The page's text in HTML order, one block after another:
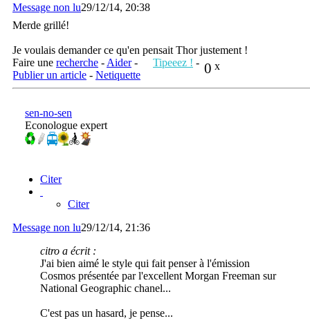
Message non lu29/12/14, 20:38
Merde grillé!
Je voulais demander ce qu'en pensait Thor justement !
0 x
Faire une recherche - Aider- Tipeeez ! -
Publier un article - Netiquette
sen-no-sen
Econologue expert
Citer
Citer
Message non lu29/12/14, 21:36
citro a écrit :
J'ai bien aimé le style qui fait penser à l'émission
Cosmos présentée par l'excellent Morgan Freeman sur
National Geographic chanel...
C'est pas un hasard, je pense...